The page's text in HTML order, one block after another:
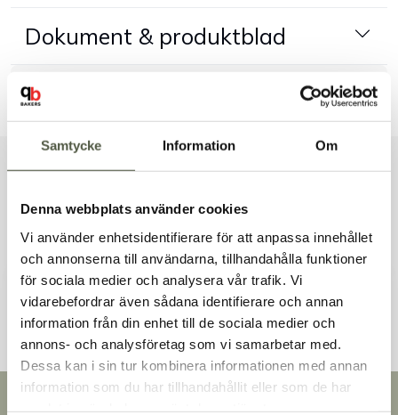
Samtycke Information Om
Denna webbplats använder cookies
Vi använder enhetsidentifierare för att anpassa innehållet
och annonserna till användarna, tillhandahålla funktioner
för sociala medier och analysera vår trafik. Vi
vidarebefordrar även sådana identifierare och annan
information från din enhet till de sociala medier och
annons- och analysföretag som vi samarbetar med.
Dessa kan i sin tur kombinera informationen med annan
information som du har tillhandahållit eller som de har
Kontakt
Dokument & produktblad
Tillbehör & kompatibla produkter
Andra kunder tittade även på
Välkommen till Bakers!
Handlar du som företag eller privatperson?
Fortsätt som privatperson